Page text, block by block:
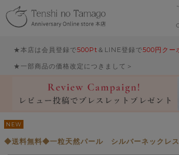
★本店は会員登録で500Pt ＆LINE登録で500円クー
★一部商品の価格改定につきまして＞
NEW
◆送料無料◆一粒天然パール シルバーネックレ